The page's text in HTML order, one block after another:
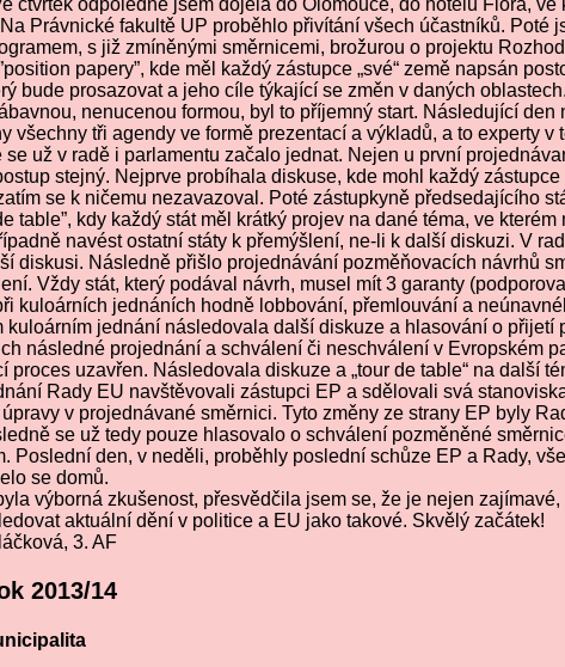
Právnické fakultě UP proběhlo přivítání všech účastníků. Poté
s již zmíněnými směrnicemi, brožurou o projektu
papery”, kde měl každý zástupce „své“ země napsán
bude prosazovat a jeho cíle týkající se změn v daných
nenucenou formou, byl to příjemný start. Následující den
všechny tři agendy ve formě prezentací a výkladů, a to experty v
se už v radě i parlamentu začalo jednat. Nejen u první
stejný. Nejprve probíhala diskuse, kde mohl každý zástupce
se k ničemu nezavazoval. Poté zástupkyně předsedajícího
table”, kdy každý stát měl krátký projev na dané téma, ve
navést ostatní státy k přemýšlení, ne-li k další diskuzi. V
diskusi. Následně přišlo projednávání pozměňovacích návrhů
Vždy stát, který podával návrh, musel mít 3 garanty
kuloárních jednáních hodně lobbování, přemlouvání a
kuloárním jednání následovala další diskuze a hlasování o přijetí
následné projednání a schválení či neschválení v Evropském
proces uzavřen. Následovala diskuze a „tour de table“ na další
Rady EU navštěvovali zástupci EP a sdělovali svá
v projednávané směrnici. Tyto změny ze strany EP byly
se už tedy pouze hlasovalo o schválení pozměněné
Poslední den, v neděli, proběhly poslední schůze EP a Rady,
se domů.
výborná zkušenost, přesvědčila jsem se, že je nejen
aktuální dění v politice a EU jako takové. Skvělý začátek!
3. AF
2013/14